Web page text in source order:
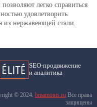
легко справиться
удовлетворить
из нержавеющей стали.
SEO-продвижение
и аналитика
© 2024. bmamonts.ru Все права
защищены